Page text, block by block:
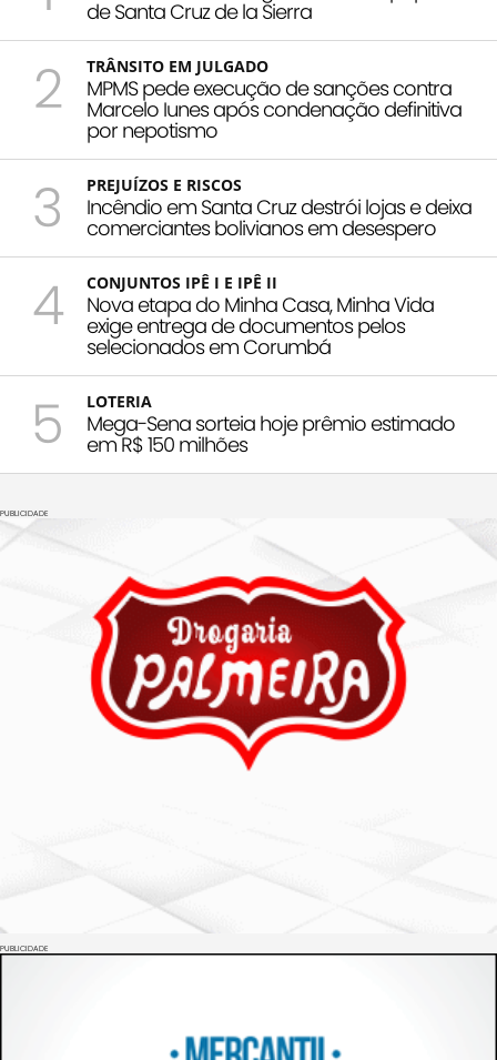
de Santa Cruz de la Sierra
2 TRÂNSITO EM JULGADO
MPMS pede execução de sanções contra
Marcelo Iunes após condenação definitiva
por nepotismo
3 PREJUÍZOS E RISCOS
Incêndio em Santa Cruz destrói lojas e deixa
comerciantes bolivianos em desespero
4 CONJUNTOS IPÊ I E IPÊ II
Nova etapa do Minha Casa, Minha Vida
exige entrega de documentos pelos
selecionados em Corumbá
5 LOTERIA
Mega-Sena sorteia hoje prêmio estimado
em R$ 150 milhões
PUBLICIDADE
PUBLICIDADE